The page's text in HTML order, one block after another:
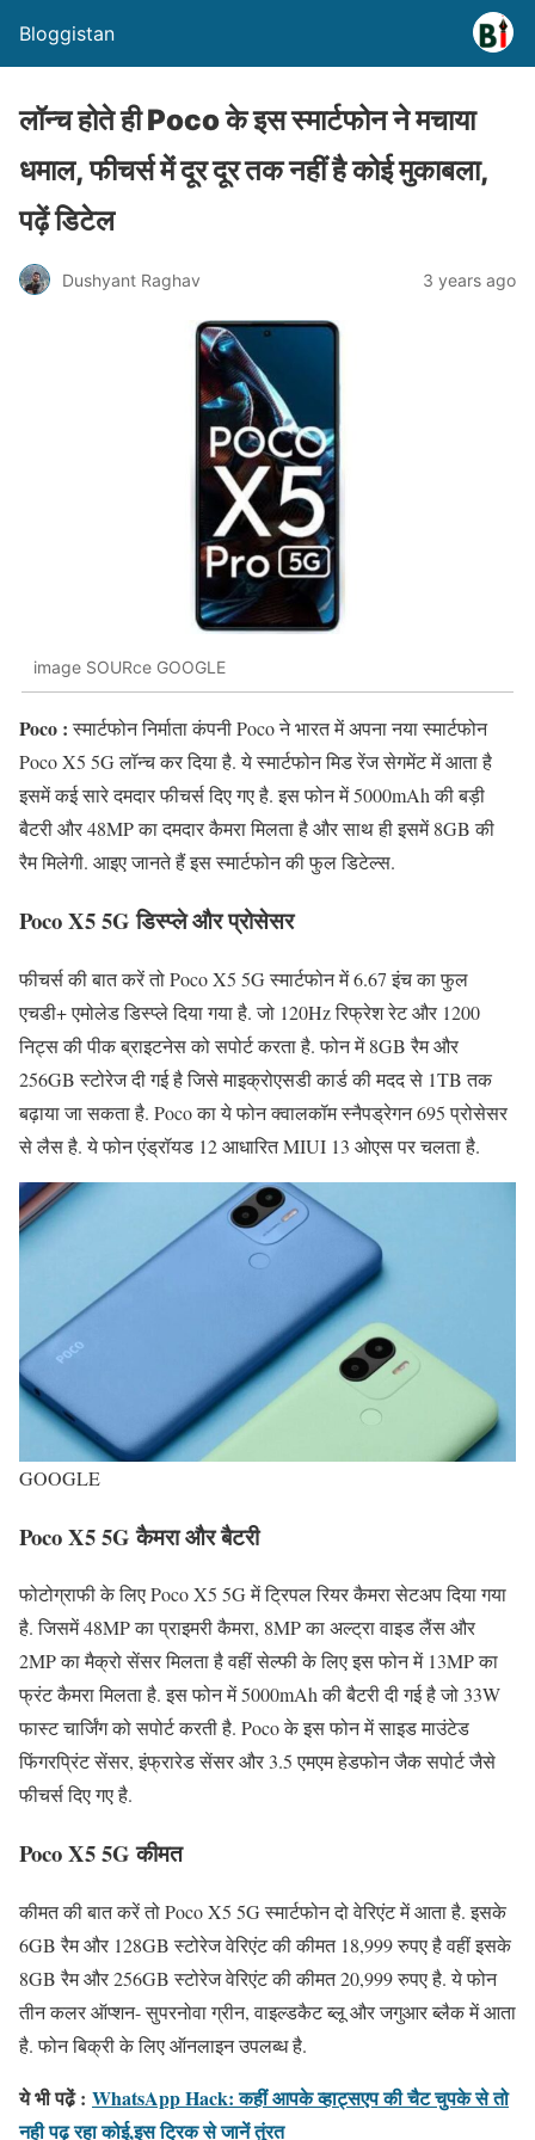
Bloggistan
लॉन्च होते ही Poco के इस स्मार्टफोन ने मचाया
धमाल, फीचर्स में दूर दूर तक नहीं है कोई मुकाबला,
पढ़ें डिटेल
Dushyant Raghav 3 years ago
image SOURce GOOGLE
Poco :स्मार्टफोन निर्माता कंपनी Poco ने भारत में अपना नया स्मार्टफोन
Poco X5 5G लॉन्च कर दिया है. ये स्मार्टफोन मिड रेंज सेगमेंट में आता है
इसमें कई सारे दमदार फीचर्स दिए गए है. इस फोन में 5000mAh की बड़ी
बैटरी और 48MP का दमदार कैमरा मिलता है और साथ ही इसमें 8GB की
रैम मिलेगी. आइए जानते हैं इस स्मार्टफोन की फुल डिटेल्स.
Poco X5 5G डिस्प्ले और प्रोसेसर
फीचर्स की बात करें तो Poco X5 5G स्मार्टफोन में 6.67 इंच का फुल
एचडी+ एमोलेड डिस्प्ले दिया गया है. जो 120Hz रिफ्रेश रेट और 1200
निट्स की पीक ब्राइटनेस को सपोर्ट करता है. फोन में 8GB रैम और
256GB स्टोरेज दी गई है जिसे माइक्रोएसडी कार्ड की मदद से 1TB तक
बढ़ाया जा सकता है. Poco का ये फोन क्वालकॉम स्नैपड्रेगन 695 प्रोसेसर
से लैस है. ये फोन एंड्रॉयड 12 आधारित MIUI 13 ओएस पर चलता है.
GOOGLE
Poco X5 5G कैमरा और बैटरी
फोटोग्राफी के लिए Poco X5 5G में ट्रिपल रियर कैमरा सेटअप दिया गया
है. जिसमें 48MP का प्राइमरी कैमरा, 8MP का अल्ट्रा वाइड लैंस और
2MP का मैक्रो सेंसर मिलता है वहीं सेल्फी के लिए इस फोन में 13MP का
फ्रंट कैमरा मिलता है. इस फोन में 5000mAh की बैटरी दी गई है जो 33W
फास्ट चार्जिंग को सपोर्ट करती है. Poco के इस फोन में साइड माउंटेड
फिंगरप्रिंट सेंसर, इंफ्रारेड सेंसर और 3.5 एमएम हेडफोन जैक सपोर्ट जैसे
फीचर्स दिए गए है.
Poco X5 5G कीमत
कीमत की बात करें तो Poco X5 5G स्मार्टफोन दो वेरिएंट में आता है. इसके
6GB रैम और 128GB स्टोरेज वेरिएंट की कीमत 18,999 रुपए है वहीं इसके
8GB रैम और 256GB स्टोरेज वेरिएंट की कीमत 20,999 रुपए है. ये फोन
तीन कलर ऑप्शन- सुपरनोवा ग्रीन, वाइल्डकैट ब्लू और जगुआर ब्लैक में आता
है. फोन बिक्री के लिए ऑनलाइन उपलब्ध है.
ये भी पढे़ं : WhatsApp Hack: कहीं आपके व्हाट्सएप की चैट चुपके से तो
नही पढ़ रहा कोई,इस ट्रिक से जानें तुंरत